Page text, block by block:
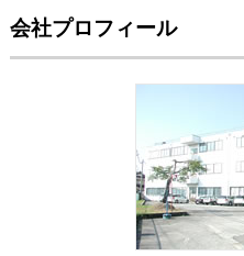
会社プロフィール